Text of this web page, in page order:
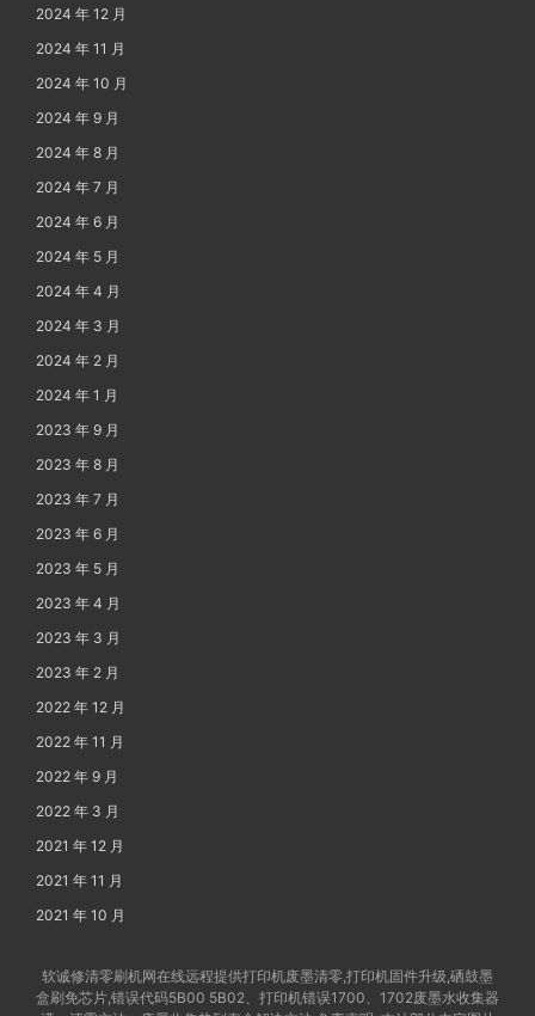
2024 年 12 月
2024 年 11 月
2024 年 10 月
2024 年 9 月
2024 年 8 月
2024 年 7 月
2024 年 6 月
2024 年 5 月
2024 年 4 月
2024 年 3 月
2024 年 2 月
2024 年 1 月
2023 年 9 月
2023 年 8 月
2023 年 7 月
2023 年 6 月
2023 年 5 月
2023 年 4 月
2023 年 3 月
2023 年 2 月
2022 年 12 月
2022 年 11 月
2022 年 9 月
2022 年 3 月
2021 年 12 月
2021 年 11 月
2021 年 10 月
软诚修清零刷机网在线远程提供打印机废墨清零,打印机固件升级,硒鼓墨
盒刷免芯片,错误代码5B00 5B02、打印机错误1700、1702废墨水收集器